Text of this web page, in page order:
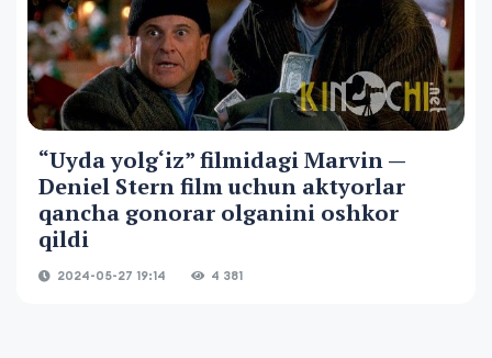
“Uyda yolg‘iz” filmidagi Marvin —
Deniel Stern film uchun aktyorlar
qancha gonorar olganini oshkor
qildi
2024-05-27 19:14 4 381